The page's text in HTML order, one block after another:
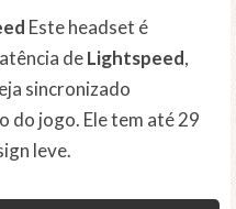
Este headset é
deLightspeed,
sincronizado
do jogo. Ele tem até 29
leve.